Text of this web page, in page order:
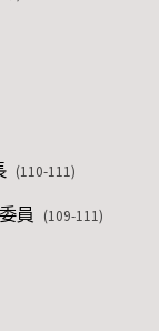
(110-111)
員 (109-111)